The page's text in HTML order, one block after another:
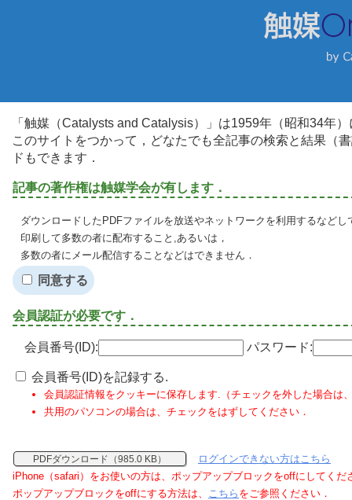
「触媒（Catalysts and Catalysis）」は1959年（昭和34年
このサイトをつかって，どなたでも全記事の検索と結果（
ドもできます．
記事の著作権は触媒学会が有します．
ダウンロードしたPDFファイルを放送やネットワークを利用するなど
印刷して多数の者に配布すること,あるいは，
多数の者にメール配信することなどはできません．
同意する
会員認証が必要です．
会員番号(ID): パスワード:
会員番号(ID)を記録する.
会員認証情報をクッキーに保存します.（チェックを外した場合は
共用のパソコンの場合は、チェックをはずしてください．
PDFダウンロード（985.0 KB）
ログインできない方はこちら
iPhone（safari）をお使いの方は、ポップアップブロックをoffにしてくだ
ポップアップブロックをoffにする方法は、 こちら をご参照ください．